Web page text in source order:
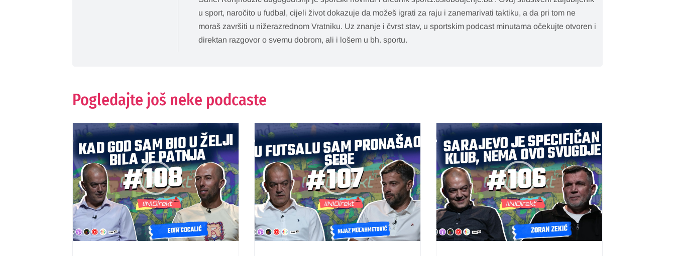
u sport, naročito u fudbal, cijeli život dokazuje da možeš igrati za raju i zanemarivati taktiku, a da pri tom ne
moraš završiti u nižerazrednom Vratniku. Uz znanje i čvrst stav, u sportskim podcast minutama očekujte otvoren i
direktan razgovor o svemu dobrom, ali i lošem u bh. sportu.
Pogledajte još neke podcaste